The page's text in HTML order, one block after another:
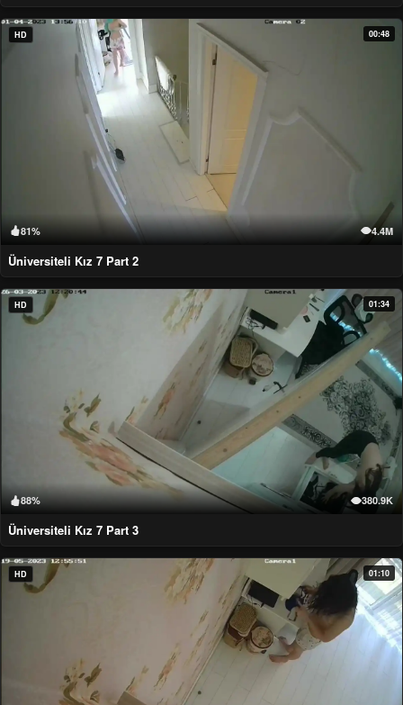
HD 00:48
81% 4.4M
Üniversiteli Kız 7 Part 2
HD 01:34
88% 380.9K
Üniversiteli Kız 7 Part 3
HD 01:10